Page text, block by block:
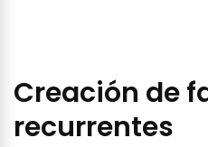
Creación de
recurrentes